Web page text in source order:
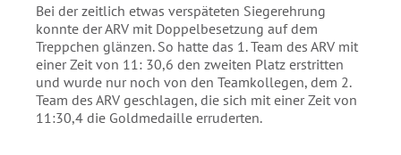
Bei der zeitlich etwas verspäteten Siegerehrung
konnte der ARV mit Doppelbesetzung auf dem
Treppchen glänzen. So hatte das 1. Team des ARV mit
einer Zeit von 11: 30,6 den zweiten Platz erstritten
und wurde nur noch von den Teamkollegen, dem 2.
Team des ARV geschlagen, die sich mit einer Zeit von
11:30,4 die Goldmedaille erruderten.